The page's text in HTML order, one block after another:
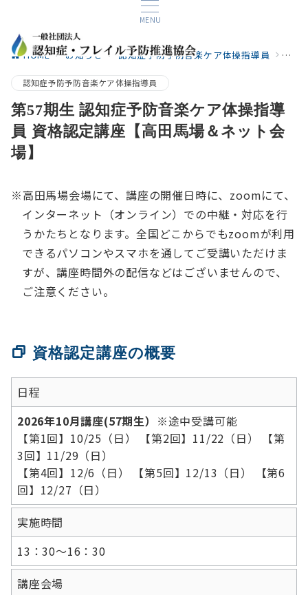
MENU
HOME お知らせ 認知症予防予防音楽ケア体操指導員 第
認知症予防予防音楽ケア体操指導員
第57期生 認知症予防音楽ケア体操指導
員 資格認定講座【高田馬場＆ネット会
場】
※高田馬場会場にて、講座の開催日時に、zoomにて、
インターネット（オンライン）での中継・対応を行
うかたちとなります。全国どこからでもzoomが利用
できるパソコンやスマホを通してご受講いただけま
すが、講座時間外の配信などはございませんので、
ご注意ください。
資格認定講座の概要
日程
2026年10月講座(57期生） ※途中受講可能
【第1回】10/25（日） 【第2回】11/22（日） 【第
3回】11/29（日）
【第4回】12/6（日） 【第5回】12/13（日） 【第6
回】12/27（日）
実施時間
13：30～16：30
講座会場